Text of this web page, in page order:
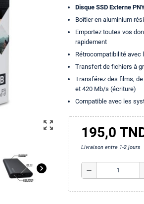
zoom_out_map
chevron_right
Disque SSD Externe
Boîtier en aluminium
Emportez toutes vos
rapidement
Rétrocompatibilité avec
Transfert de fichiers à
Transférez des films,
et 420 Mb/s (écriture)
Compatible avec les
195,0
Livraison entre 1-2 jours
remove